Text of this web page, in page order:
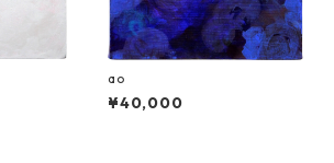
ao
¥40,000